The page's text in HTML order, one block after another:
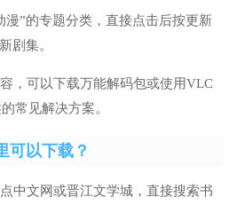
漫”的专题分类，直接点击后按更新
剧集。
，可以下载万能解码包或使用VLC
常见解决方案。
可以下载？
中文网或晋江文学城，直接搜索书